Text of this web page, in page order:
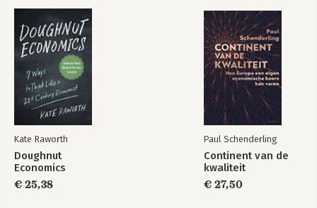
Formule X
De bijenherder -
Leidinggeven aan
zelfsturende teams,
hoe doe je dat?
Bekijk alle boeken
Kate Raworth
Doughnut
Economics
€ 25,38
Paul Schenderling
Continent van de
kwaliteit
€ 27,50